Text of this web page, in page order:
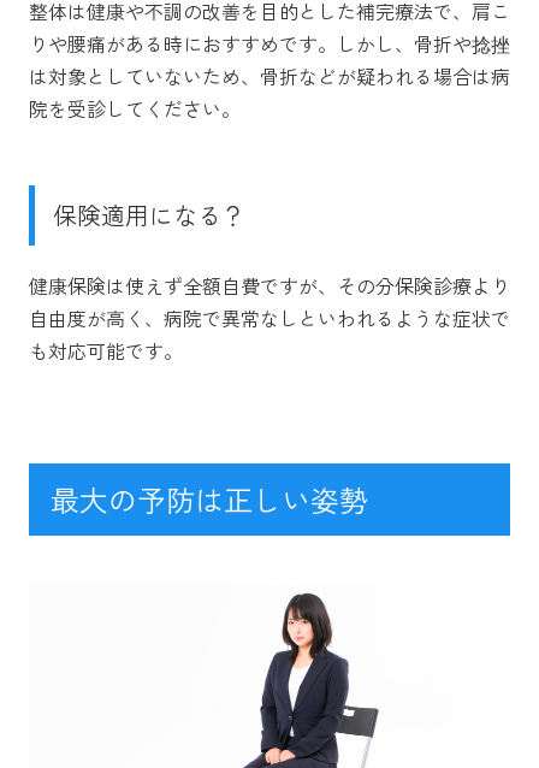
整体は健康や不調の改善を目的とした補完療法で、肩こ
りや腰痛がある時におすすめです。しかし、骨折や捻挫
は対象としていないため、骨折などが疑われる場合は病
院を受診してください。
保険適用になる？
健康保険は使えず全額自費ですが、その分保険診療より
自由度が高く、病院で異常なしといわれるような症状で
も対応可能です。
最大の予防は正しい姿勢